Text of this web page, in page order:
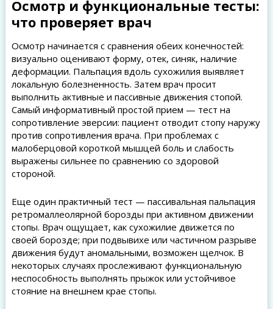
Осмотр и функциональные тесты:
что проверяет врач
Осмотр начинается с сравнения обеих конечностей:
визуально оценивают форму, отек, синяк, наличие
деформации. Пальпация вдоль сухожилия выявляет
локальную болезненность. Затем врач просит
выполнить активные и пассивные движения стопой.
Самый информативный простой прием — тест на
сопротивление эверсии: пациент отводит стопу наружу
против сопротивления врача. При проблемах с
малоберцовой короткой мышцей боль и слабость
выражены сильнее по сравнению со здоровой
стороной.
Еще один практичный тест — пассивальная пальпация
ретромаллеолярной борозды при активном движении
стопы. Врач ощущает, как сухожилие движется по
своей борозде; при подвывихе или частичном разрыве
движения будут аномальными, возможен щелчок. В
некоторых случаях прослеживают функциональную
неспособность выполнять прыжок или устойчивое
стояние на внешнем крае стопы.